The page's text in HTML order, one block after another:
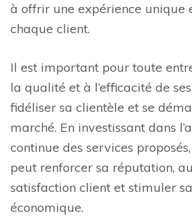
à offrir une expérience unique
chaque client.
Il est important pour toute
la qualité et à l’efficacité de
fidéliser sa clientèle et se
marché. En investissant dans
continue des services
peut renforcer sa réputation,
satisfaction client et stimuler
économique.